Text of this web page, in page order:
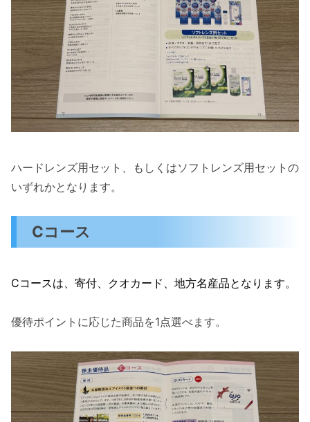
ハードレンズ用セット、もしくはソフトレンズ用セットの
いずれかとなります。
Cコース
Cコースは、寄付、クオカード、地方名産品となります。
優待ポイントに応じた商品を1点選べます。